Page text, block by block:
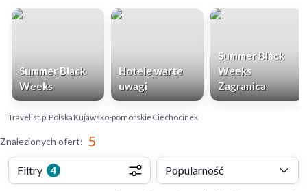
Summer Black
Weeks
Hotele warte
uwagi
Summer Black
Weeks
Zagranica
Travelist.plPolskaKujawsko-pomorskieCiechocinek
Znalezionych ofert: 5
Filtry 4 Popularność